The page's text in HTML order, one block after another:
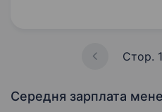
Стор.
Середня зарплата